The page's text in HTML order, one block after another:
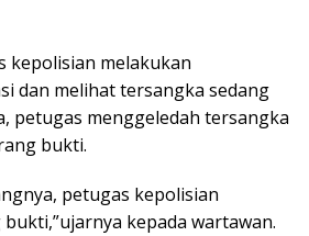
kepolisian melakukan
dan melihat tersangka sedang
petugas menggeledah tersangka
bukti.
petugas kepolisian
kepada wartawan.